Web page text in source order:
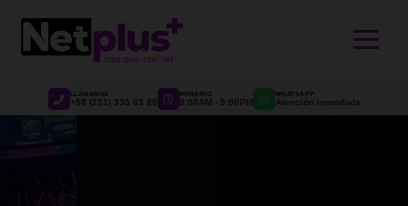
LLÁMANOS
+58 (251) 335 63 80
HORARIO
8:00AM - 9:00PM
WHATSAPP
Atención inmediata